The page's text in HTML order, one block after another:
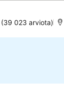
(39 023 arviota)